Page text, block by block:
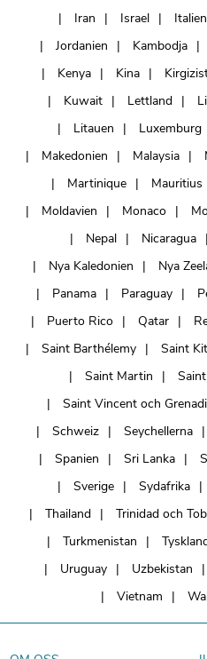
Iran
Israel Italien
Jordanien
Kambodja
Kenya
Kina
Kuwait
Lettland
Litauen
Luxemburg
Makedonien
Malaysia
Martinique
Mauritius
Moldavien
Monaco
Nepal
Nicaragua
Nya Kaledonien
Nya
Panama
Paraguay
Puerto Rico
Qatar
Saint Barthélemy
Saint
Saint Martin
Saint Vincent och
Schweiz
Seychellerna
Spanien
Sri Lanka
Sverige
Sydafrika
Thailand
Trinidad och
Turkmenistan
Uruguay
Uzbekistan
Vietnam